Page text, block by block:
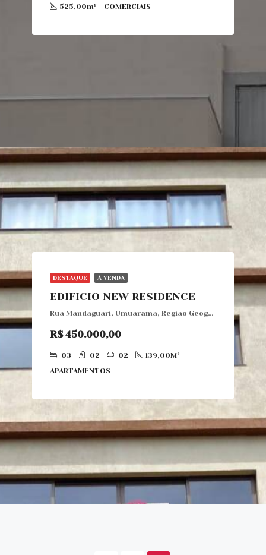
525,00m² COMERCIAIS
DESTAQUE À VENDA
EDIFICIO NEW RESIDENCE
Rua Mandaguari, Umuarama, Região Geográfica Imediata de Umuarama, Região Metropolitana de Umuarama, Região Geográfica Intermediária de Maringá, Paraná, Região Sul, 87502-250, Brasil
R$ 450.000,00
03 02 02
139,00M²
APARTAMENTOS